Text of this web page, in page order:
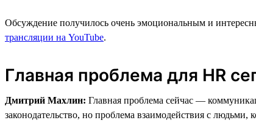
Обсуждение получилось очень эмоциональным и
трансляции на YouTube.
Главная проблема для HR
Дмитрий Махлин: Главная проблема сейчас —
законодательство, но проблема взаимодействия с